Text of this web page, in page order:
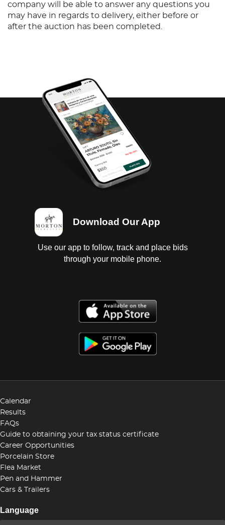
company will be able to answer any questions you
may have in regards to delivery, either before or
after the auction has been completed.
Download Our App
Use our app to follow, track and place bids
through your mobile phone.
Calendar
Results
FAQs
Guide to obtaining your tax status certificate
Career Opportunities
Porcelain Store
Flea Market
Pen and Hammer
Cars & Trailers
Language